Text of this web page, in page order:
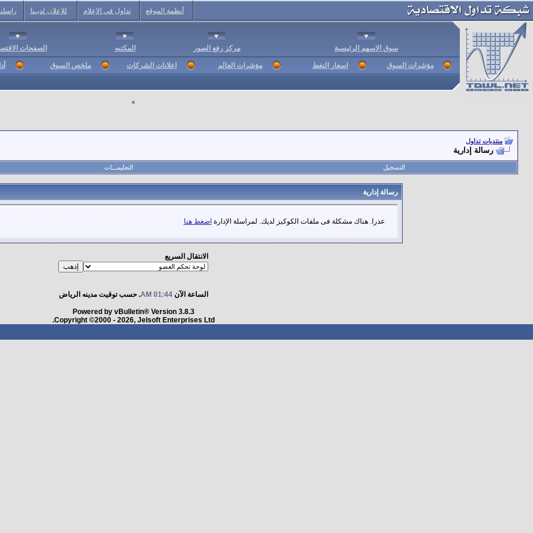
أنظمة الموقع تداول في الإعلام للإعلان لديـنا
سوق الاسهم الرئيسية مركز رفع الصور المكتبه الصفحات
مؤشرات السوق اسعار النفط مؤشرات العالم اعلانات الشركات ملخص السوق
منتديات تداول
رسالة إدارية
التسجيل التعليمـــات
رسالة إدارية
عذرا. هناك مشكلة فى ملفات الكوكيز لديك. لمراسلة الإدارة اضغط هنا
الانتقال السريع
الساعة الآن01:44 AM . حسب توقيت مدينه الرياض
Powered by vBulletin® Version 3.8.3
Copyright ©2000 - 2026, Jelsoft Enterprises Ltd.